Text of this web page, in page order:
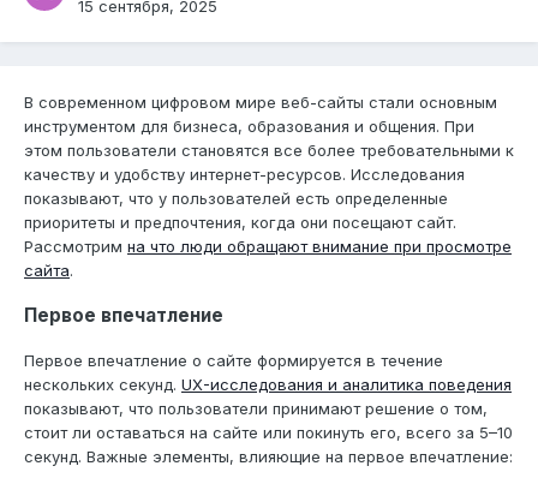
15 сентября, 2025
В современном цифровом мире веб-сайты стали основным
инструментом для бизнеса, образования и общения. При
этом пользователи становятся все более требовательными к
качеству и удобству интернет-ресурсов. Исследования
показывают, что у пользователей есть определенные
приоритеты и предпочтения, когда они посещают сайт.
Рассмотрим на что люди обращают внимание при просмотре
сайта.
Первое впечатление
Первое впечатление о сайте формируется в течение
нескольких секунд. UX-исследования и аналитика поведения
показывают, что пользователи принимают решение о том,
стоит ли оставаться на сайте или покинуть его, всего за 5–10
секунд. Важные элементы, влияющие на первое впечатление: